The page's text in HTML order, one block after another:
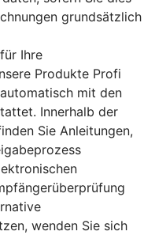
grundsätzlich
Ihre
Produkte Profi
mit den
Innerhalb der
Sie Anleitungen,
wenden Sie sich